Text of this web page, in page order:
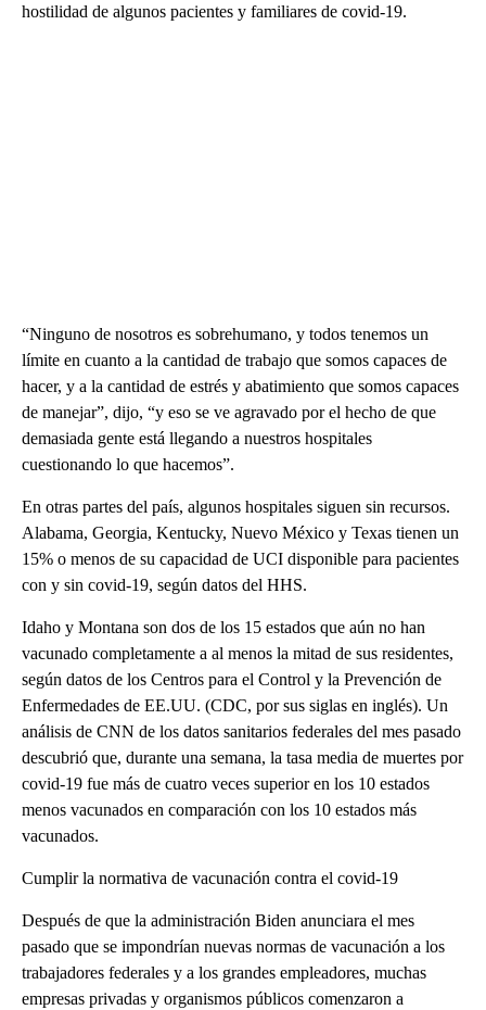
hostilidad de algunos pacientes y familiares de covid-19.
“Ninguno de nosotros es sobrehumano, y todos tenemos un
límite en cuanto a la cantidad de trabajo que somos capaces de
hacer, y a la cantidad de estrés y abatimiento que somos capaces
de manejar”, dijo, “y eso se ve agravado por el hecho de que
demasiada gente está llegando a nuestros hospitales
cuestionando lo que hacemos”.
En otras partes del país, algunos hospitales siguen sin recursos.
Alabama, Georgia, Kentucky, Nuevo México y Texas tienen un
15% o menos de su capacidad de UCI disponible para pacientes
con y sin covid-19, según datos del HHS.
Idaho y Montana son dos de los 15 estados que aún no han
vacunado completamente a al menos la mitad de sus residentes,
según datos de los Centros para el Control y la Prevención de
Enfermedades de EE.UU. (CDC, por sus siglas en inglés). Un
análisis de CNN de los datos sanitarios federales del mes pasado
descubrió que, durante una semana, la tasa media de muertes por
covid-19 fue más de cuatro veces superior en los 10 estados
menos vacunados en comparación con los 10 estados más
vacunados.
Cumplir la normativa de vacunación contra el covid-19
Después de que la administración Biden anunciara el mes
pasado que se impondrían nuevas normas de vacunación a los
trabajadores federales y a los grandes empleadores, muchas
empresas privadas y organismos públicos comenzaron a